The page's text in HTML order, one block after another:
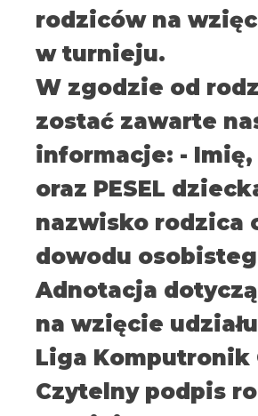
rodziców na
w turnieju.
W zgodzie od
zostać zawarte
informacje: -
oraz PESEL
nazwisko rodzica
dowodu
Adnotacja
na wzięcie
Liga Komputronik
Czytelny podpis